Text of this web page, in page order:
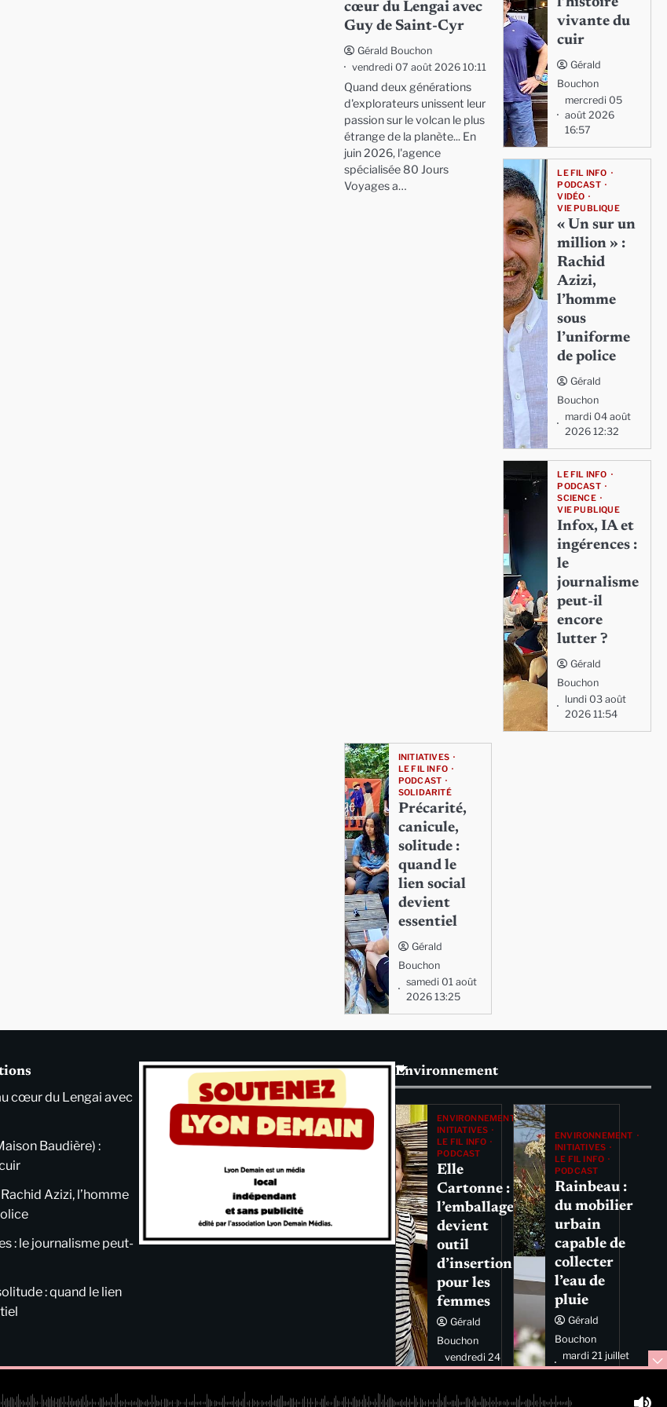
cœur du Lengai avec
Guy de Saint-Cyr
Gérald Bouchon
vendredi 07 août 2026 10:11
Quand deux générations
d'explorateurs unissent leur
passion sur le volcan le plus
étrange de la planète... En
juin 2026, l'agence
spécialisée 80 Jours
Voyages a…
vivante du
cuir
Gérald
Bouchon
mercredi 05
août 2026
16:57
LE FIL INFO
PODCAST
VIDÉO
VIE PUBLIQUE
« Un sur un
million » :
Rachid
Azizi,
l’homme
sous
l’uniforme
de police
Gérald
Bouchon
mardi 04 août
2026 12:32
LE FIL INFO
PODCAST
SCIENCE
VIE PUBLIQUE
Infox, IA et
ingérences :
le
journalisme
peut-il
encore
lutter ?
Gérald
Bouchon
lundi 03 août
2026 11:54
INITIATIVES
LE FIL INFO
PODCAST
SOLIDARITÉ
Précarité,
canicule,
solitude :
quand le
lien social
devient
essentiel
Gérald
Bouchon
samedi 01 août
2026 13:25
cœur du Lengai avec
Baudière) :
Azizi, l’homme
: le journalisme peut-
: quand le lien
Environnement
ENVIRONNEMENT
INITIATIVES
LE FIL INFO
PODCAST
Elle
Cartonne :
l’emballage
devient
outil
d’insertion
pour les
femmes
Gérald
Bouchon
vendredi 24
juillet 2026
ENVIRONNEMENT
INITIATIVES
LE FIL INFO
PODCAST
Rainbeau :
du mobilier
urbain
capable de
collecter
l’eau de
pluie
Gérald
Bouchon
mardi 21 juillet
2026 11:44